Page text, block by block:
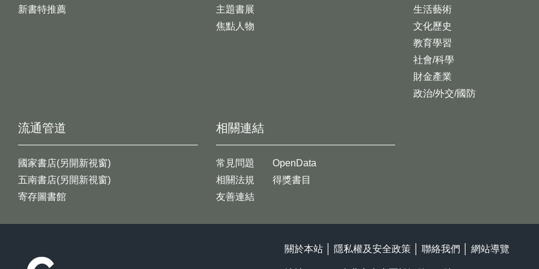
新書特推薦
生活藝術
文化歷史
教育學習
社會/科學
財金產業
政治/外交/國防
主題書展
焦點人物
流通管道
國家書店(另開新視窗)
五南書店(另開新視窗)
寄存圖書館
相關連結
常見問題
相關法規
友善連結
OpenData
得獎書目
關於本站 隱私權及安全政策 聯絡我們 網站導覽